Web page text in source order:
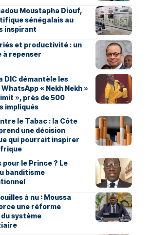
Moustapha Diouf,
sénégalais au
inspirant
et productivité : un
à repenser
DIC démantèle les
« Nekh Nekh »
», près de 500
impliqués
le Tabac : la Côte
une décision
qui pourrait inspirer
pour le Prince ? Le
banditisme
à nu : Moussa
une réforme
système